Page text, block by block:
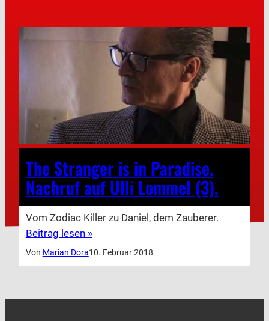
The Stranger is in Paradise.
Nachruf auf Ulli Lommel (3).
Vom Zodiac Killer zu Daniel, dem Zauberer.
Beitrag lesen »
Von Marian Dora10. Februar 2018